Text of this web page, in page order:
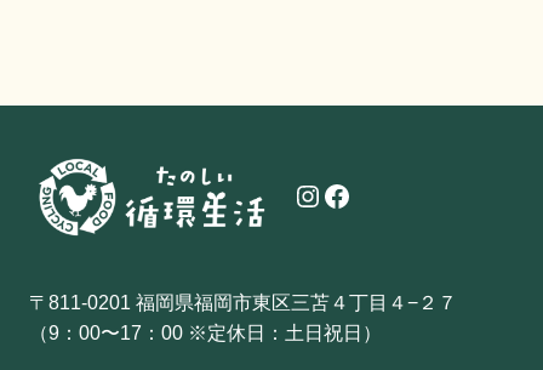
Instagram Facebook
〒811-0201 福岡県福岡市東区三苫４丁目４−２７
（9：00〜17：00 ※定休日：土日祝日）